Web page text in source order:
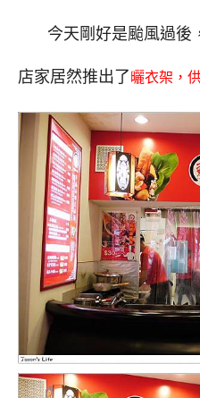
今天剛好是颱風過後
店家居然推出了曬衣架，